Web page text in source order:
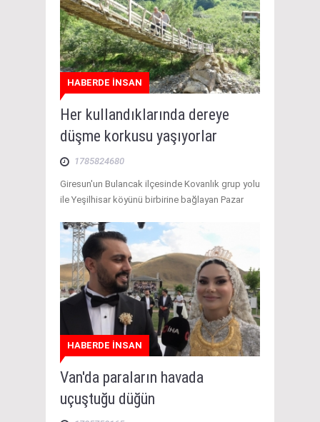
HABERDE İNSAN
Her kullandıklarında dereye
düşme korkusu yaşıyorlar
1785824680
Giresun'un Bulancak ilçesinde Kovanlık grup yolu
ile Yeşilhisar köyünü birbirine bağlayan Pazar
HABERDE İNSAN
Van'da paraların havada
uçuştuğu düğün